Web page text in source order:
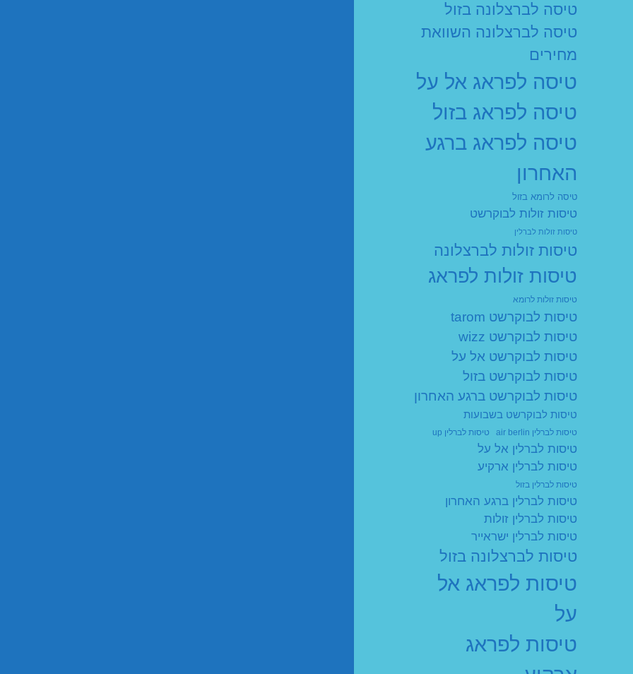
טיסה לברצלונה בזול
טיסה לברצלונה השוואת
מחירים
טיסה לפראג אל על
טיסה לפראג בזול
טיסה לפראג ברגע
האחרון
טיסה לרומא בזול
טיסות זולות לבוקרשט
טיסות זולות לברלין
טיסות זולות לברצלונה
טיסות זולות לפראג
טיסות זולות לרומא
טיסות לבוקרשט tarom
טיסות לבוקרשט wizz
טיסות לבוקרשט אל על
טיסות לבוקרשט בזול
טיסות לבוקרשט ברגע האחרון
טיסות לבוקרשט בשבועות
טיסות לברלין air berlin טיסות לברלין up
טיסות לברלין אל על
טיסות לברלין ארקיע
טיסות לברלין בזול
טיסות לברלין ברגע האחרון
טיסות לברלין זולות
טיסות לברלין ישראייר
טיסות לברצלונה בזול
טיסות לפראג אל
על
טיסות לפראג